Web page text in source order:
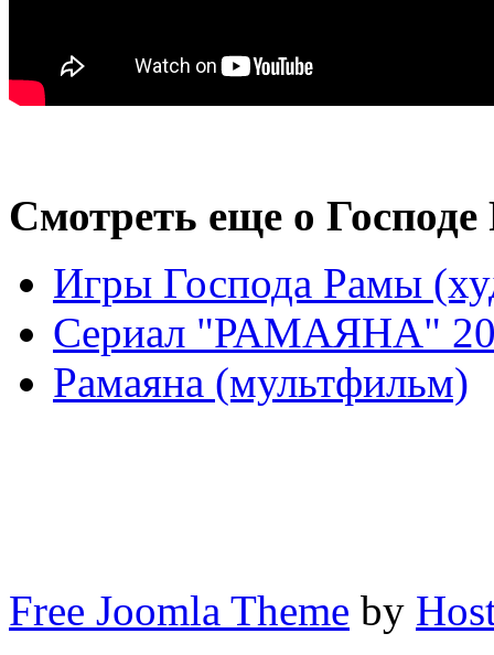
Смотреть еще о
Игры Господа Рамы
Сериал "РАМАЯНА"
Рамаяна (мультфильм)
Free Joomla Theme by